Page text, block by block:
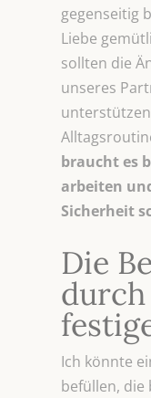
gegenseitig
Liebe
sollten die
unseres
braucht es
arbeiten
Sicherheit
Die
Ich könnte
befüllen, die